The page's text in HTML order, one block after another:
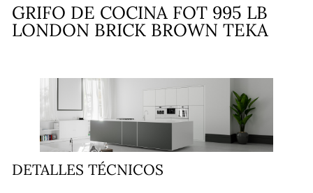
GRIFO DE COCINA FOT 995 LB
LONDON BRICK BROWN TEKA
DETALLES TÉCNICOS